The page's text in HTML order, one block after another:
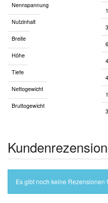
Nennspannung
Nutzinhalt
Breite
Höhe
Tiefe
Nettogewicht
Bruttogewicht
Es gibt noch keine Rezensionen